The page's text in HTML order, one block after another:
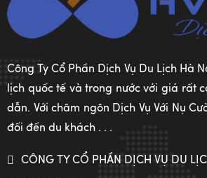
Công Ty Cổ Phần Dịch Vụ Du Lịch Hà
lịch quốc tế và trong nước với giá rất
dẫn. Với châm ngôn Dịch Vụ Với Nụ
đối đến du khách . . .
CÔNG TY CỔ PHẦN DỊCH VỤ DU